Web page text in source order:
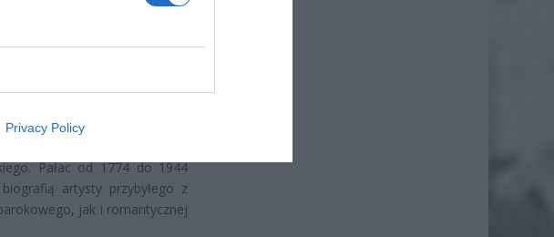
Privacy Policy
historia, ruiny Zamku
historię Pałacu w
Pałac od 1774 do 1944
artysty przybyłego z
jak i romantycznej